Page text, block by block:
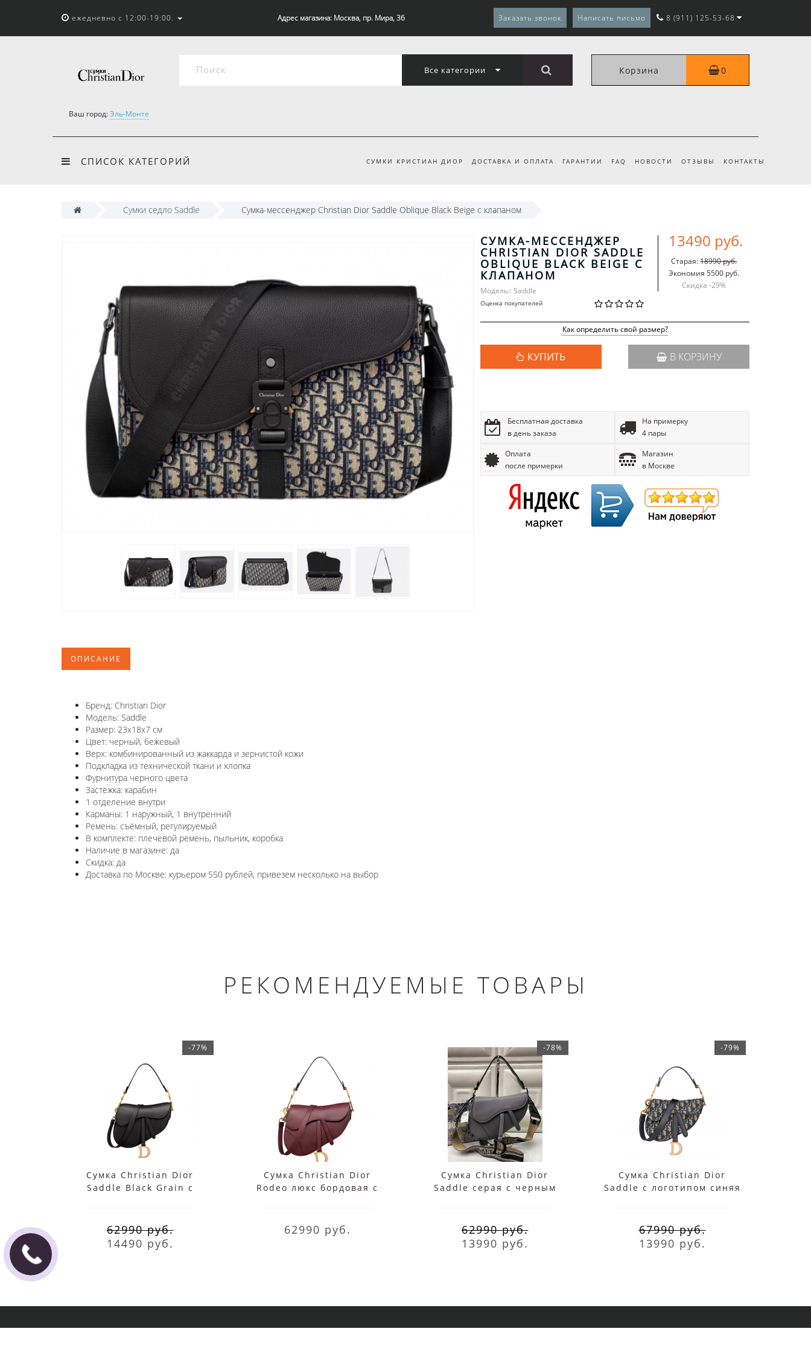
ежедневно с 12:00-19:00. Адрес магазина: Москва, пр. Мира, 36 Заказать звонок Написать письмо 8 (911) 125-53-68
Все категории Корзина 0
Ваш город:Эль-Монте
СПИСОК КАТЕГОРИЙ СУМКИ КРИСТИАН ДИОР ДОСТАВКА И ОПЛАТА ГАРАНТИИ FAQ НОВОСТИ ОТЗЫВЫ КОНТАКТЫ
Сумки седло Saddle Сумка-мессенджер Christian Dior Saddle Oblique Black Beige с клапаном
СУМКА-МЕССЕНДЖЕР
CHRISTIAN DIOR SADDLE
OBLIQUE BLACK BEIGE С
КЛАПАНОМ
Модель:: Saddle
Оценка покупателей
13490 руб.
Старая:18990 руб.
Экономия 5500 руб.
Скидка -29%
Как определить свой размер?
КУПИТЬ В КОРЗИНУ
Бесплатная доставка
в день заказа
На примерку
4 пары
Оплата
после примерки
Магазин
в Москве
ОПИСАНИЕ
Бренд: Christian Dior
Модель: Saddle
Размер: 23x18x7 см
Цвет: черный, бежевый
Верх: комбинированный из жаккарда и зернистой кожи
Подкладка из технической ткани и хлопка
Фурнитура черного цвета
Застёжка: карабин
1 отделение внутри
Карманы: 1 наружный, 1 внутренний
Ремень: съёмный, регулируемый
В комплекте: плечевой ремень, пыльник, коробка
Наличие в магазине: да
Скидка: да
Доставка по Москве: курьером 550 рублей, привезем несколько на выбор
РЕКОМЕНДУЕМЫЕ ТОВАРЫ
-77%
Сумка Christian Dior
Saddle Black Grain с
62990 руб.
14490 руб.
Сумка Christian Dior
Rodeo люкс бордовая с
62990 руб.
-78%
Сумка Christian Dior
Saddle серая с черным
62990 руб.
13990 руб.
-79%
Сумка Christian Dior
Saddle с логотипом синяя
67990 руб.
13990 руб.